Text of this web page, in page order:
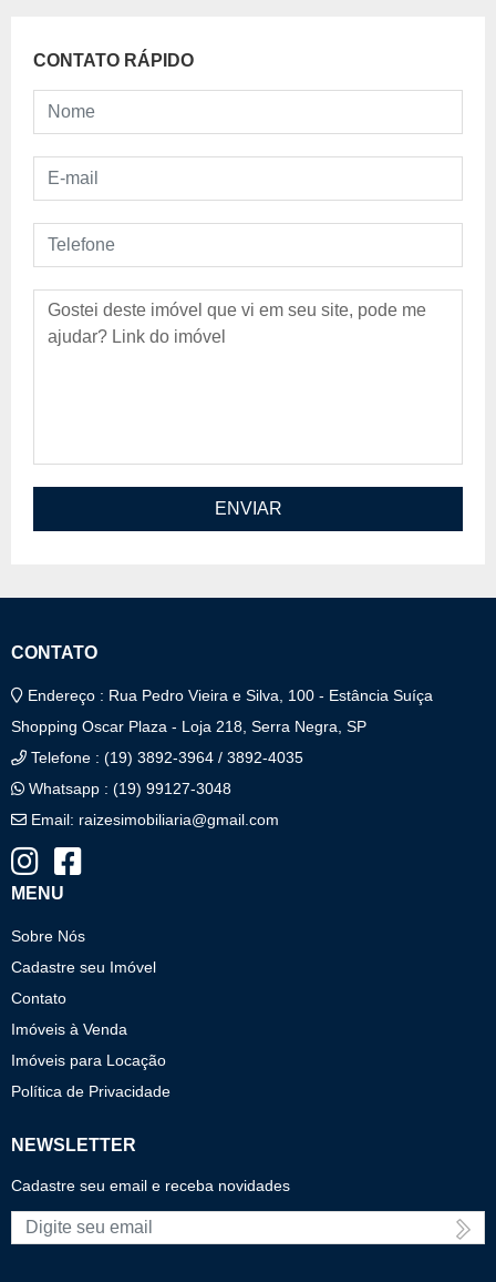
CONTATO RÁPIDO
Nome
E-mail
Telefone
Mensagem
ENVIAR
CONTATO
Endereço : Rua Pedro Vieira e Silva, 100 - Estância Suíça
Shopping Oscar Plaza - Loja 218, Serra Negra, SP
Telefone : (19) 3892-3964 / 3892-4035
Whatsapp : (19) 99127-3048
Email: raizesimobiliaria@gmail.com
MENU
Sobre Nós
Cadastre seu Imóvel
Contato
Imóveis à Venda
Imóveis para Locação
Política de Privacidade
NEWSLETTER
Cadastre seu email e receba novidades
E-mail